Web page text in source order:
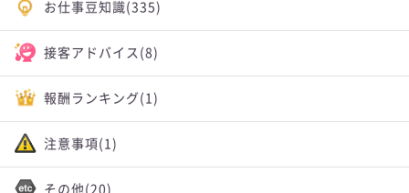
お仕事豆知識(335)
接客アドバイス (8)
報酬ランキング (1)
注意事項 (1)
その他 (20)